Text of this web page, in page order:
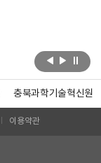
충북과학기술혁신원
이용약관